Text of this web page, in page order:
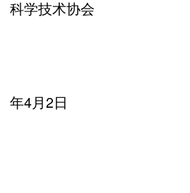
科学技术协会
年4月2日